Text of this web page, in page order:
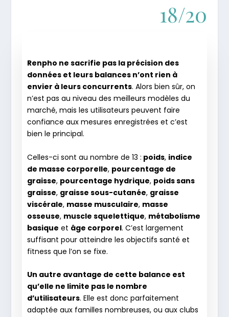
18/20
Renpho ne sacrifie pas la précision des
données et leurs balances n’ont rien à
envier à leurs concurrents. Alors bien sûr, on
n’est pas au niveau des meilleurs modèles du
marché, mais les utilisateurs peuvent faire
confiance aux mesures enregistrées et c’est
bien le principal.
Celles-ci sont au nombre de 13 : poids, indice
de masse corporelle, pourcentage de
graisse, pourcentage hydrique, poids sans
graisse, graisse sous-cutanée, graisse
viscérale, masse musculaire, masse
osseuse, muscle squelettique, métabolisme
basique et âge corporel. C’est largement
suffisant pour atteindre les objectifs santé et
fitness que l’on se fixe.
Un autre avantage de cette balance est
qu’elle ne limite pas le nombre
d’utilisateurs. Elle est donc parfaitement
adaptée aux familles nombreuses, ou aux clubs